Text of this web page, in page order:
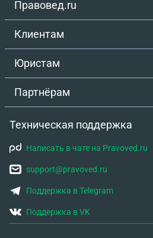
Правовед.ru
Клиентам
Юристам
Партнёрам
Техническая поддержка
Написать в чате на Pravoved.ru
support@pravoved.ru
Поддержка в Telegram
Поддержка в VK